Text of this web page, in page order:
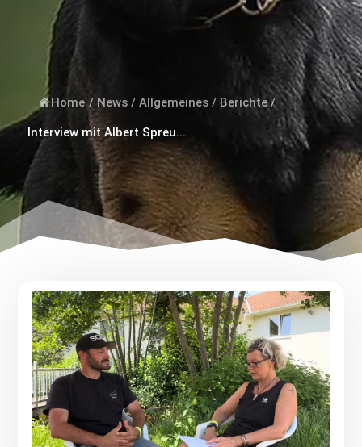
Home / News / Allgemeines / Berichte /
Interview mit Albert Spreu...